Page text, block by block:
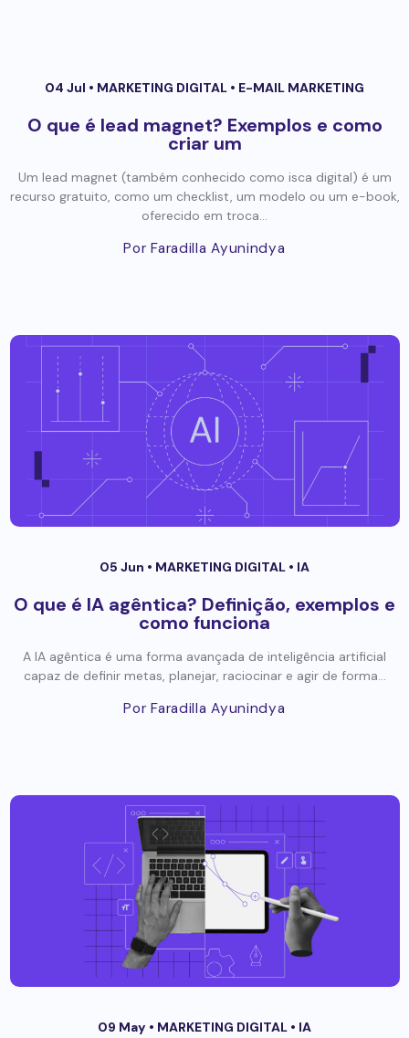
04 Jul • MARKETING DIGITAL • E-MAIL MARKETING
O que é lead magnet? Exemplos e como
criar um
Um lead magnet (também conhecido como isca digital) é um
recurso gratuito, como um checklist, um modelo ou um e-book,
oferecido em troca...
Por Faradilla Ayunindya
05 Jun • MARKETING DIGITAL • IA
O que é IA agêntica? Definição, exemplos e
como funciona
A IA agêntica é uma forma avançada de inteligência artificial
capaz de definir metas, planejar, raciocinar e agir de forma...
Por Faradilla Ayunindya
09 May • MARKETING DIGITAL • IA